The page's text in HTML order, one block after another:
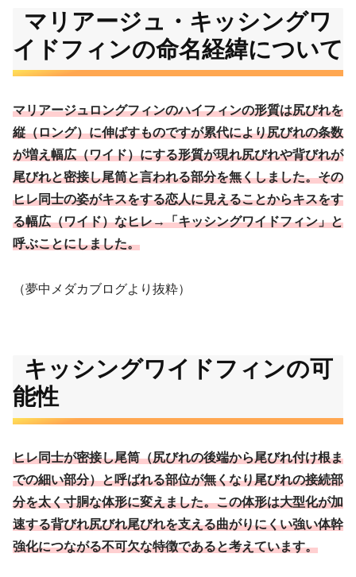
マリアージュ・キッシングワ
イドフィンの命名経緯について
マリアージュロングフィンのハイフィンの形質は尻びれを
縦（ロング）に伸ばすものですが累代により尻びれの条数
が増え幅広（ワイド）にする形質が現れ尻びれや背びれが
尾びれと密接し尾筒と言われる部分を無くしました。その
ヒレ同士の姿がキスをする恋人に見えることからキスをす
る幅広（ワイド）なヒレ→「キッシングワイドフィン」と
呼ぶことにしました。
（夢中メダカブログより抜粋）
キッシングワイドフィンの可
能性
ヒレ同士が密接し尾筒（尻びれの後端から尾びれ付け根ま
での細い部分）と呼ばれる部位が無くなり尾びれの接続部
分を太く寸胴な体形に変えました。この体形は大型化が加
速する背びれ尻びれ尾びれを支える曲がりにくい強い体幹
強化につながる不可欠な特徴であると考えています。